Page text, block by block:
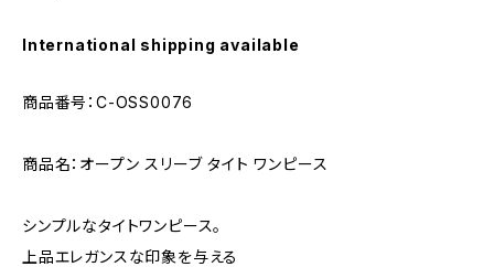
International shipping available
商品番号：C-OSS0076
商品名：オープン スリーブ タイト ワンピース
シンプルなタイトワンピース。
上品エレガンスな印象を与える